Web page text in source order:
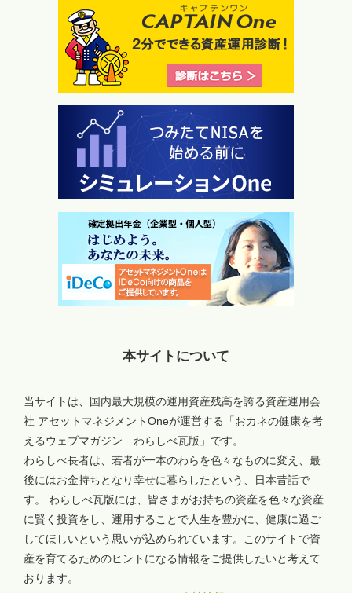
本サイトについて
当サイトは、国内最大規模の運用資産残高を誇る資産運用会
社 アセットマネジメントOneが運営する「おカネの健康を考
えるウェブマガジン わらしべ瓦版」です。
わらしべ長者は、若者が一本のわらを色々なものに変え、最
後にはお金持ちとなり幸せに暮らしたという、日本昔話で
す。 わらしべ瓦版には、皆さまがお持ちの資産を色々な資産
に賢く投資をし、運用することで人生を豊かに、健康に過ご
してほしいという思いが込められています。このサイトで資
産を育てるためのヒントになる情報をご提供したいと考えて
おります。